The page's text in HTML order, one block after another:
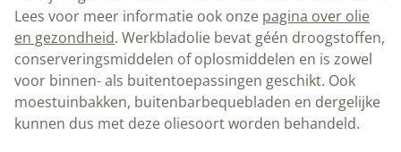
Lees voor meer informatie ook onze pagina over olie
en gezondheid. Werkbladolie bevat géén droogstoffen,
conserveringsmiddelen of oplosmiddelen en is zowel
voor binnen- als buitentoepassingen geschikt. Ook
moestuinbakken, buitenbarbequebladen en dergelijke
kunnen dus met deze oliesoort worden behandeld.